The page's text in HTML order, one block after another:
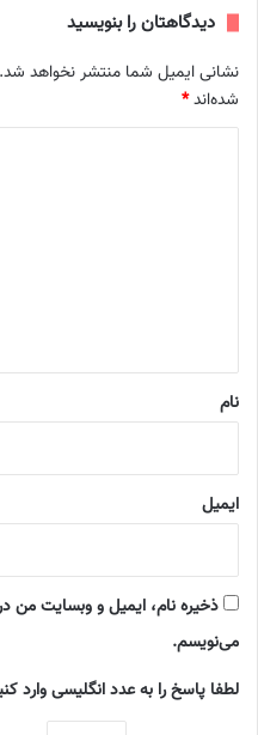
دیدگاهتان را بنویسید
نشانی ایمیل شما منتشر نخواهد شد.
شده‌اند*
نام
ایمیل
ذخیره نام، ایمیل و وبسایت من
می‌نویسم.
لطفا پاسخ را به عدد انگلیسی وارد